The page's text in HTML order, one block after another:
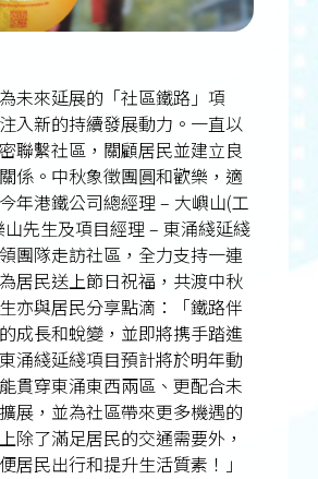
未來延展的「社區鐵路」項
入新的持續發展動力。一直以
聯繫社區，關顧居民並建立良
係。中秋象徵團圓和歡樂，適
年港鐵公司總經理 – 大嶼山(工
先生及項目經理 – 東涌綫延綫
團隊走訪社區，全力支持一連
居民送上節日祝福，共渡中秋
亦與居民分享點滴：「鐵路伴
成長和蛻變，並即將携手踏進
涌綫延綫項目預計將於明年動
貫穿東涌東西兩區、更配合未
展，並為社區帶來更多機遇的
除了滿足居民的交通需要外，
居民出行和提升生活質素！」